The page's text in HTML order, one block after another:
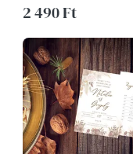
2 490 Ft